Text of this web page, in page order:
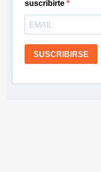
suscribirte
SUSCRIBIRSE